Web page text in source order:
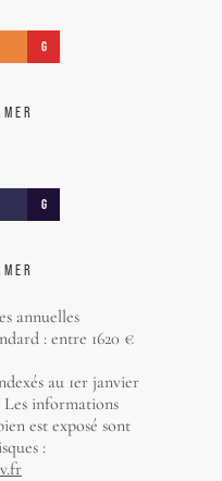
G
G
annuelles
: entre 1620 €
au 1er janvier
Les informations
est exposé sont
: